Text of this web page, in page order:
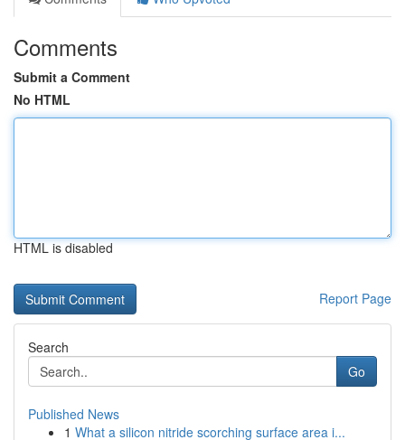
Comments
Submit a Comment
No HTML
HTML is disabled
Report Page
Search
Go
Published News
1 What a silicon nitride scorching surface area i...